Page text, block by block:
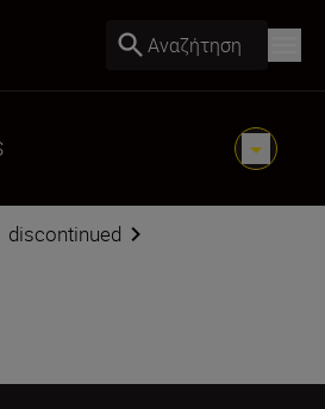
Αναζήτηση
discontinued